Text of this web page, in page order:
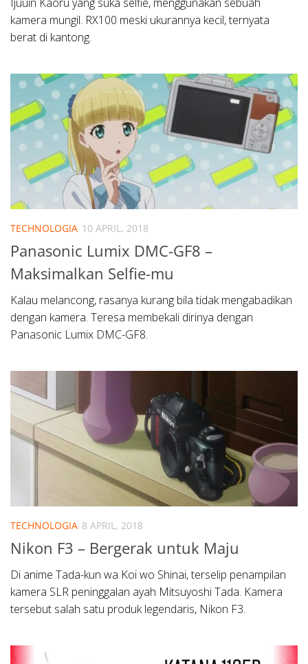
kamera mungil. RX100 meski ukurannya kecil, ternyata
berat di kantong.
TECHNOLOGIA 10 APRIL, 2018
Panasonic Lumix DMC-GF8 –
Maksimalkan Selfie-mu
Kalau melancong, rasanya kurang bila tidak mengabadikan
dengan kamera. Teresa membekali dirinya dengan
Panasonic Lumix DMC-GF8.
TECHNOLOGIA 8 APRIL, 2018
Nikon F3 – Bergerak untuk Maju
Di anime Tada-kun wa Koi wo Shinai, terselip penampilan
kamera SLR peninggalan ayah Mitsuyoshi Tada. Kamera
tersebut salah satu produk legendaris, Nikon F3.